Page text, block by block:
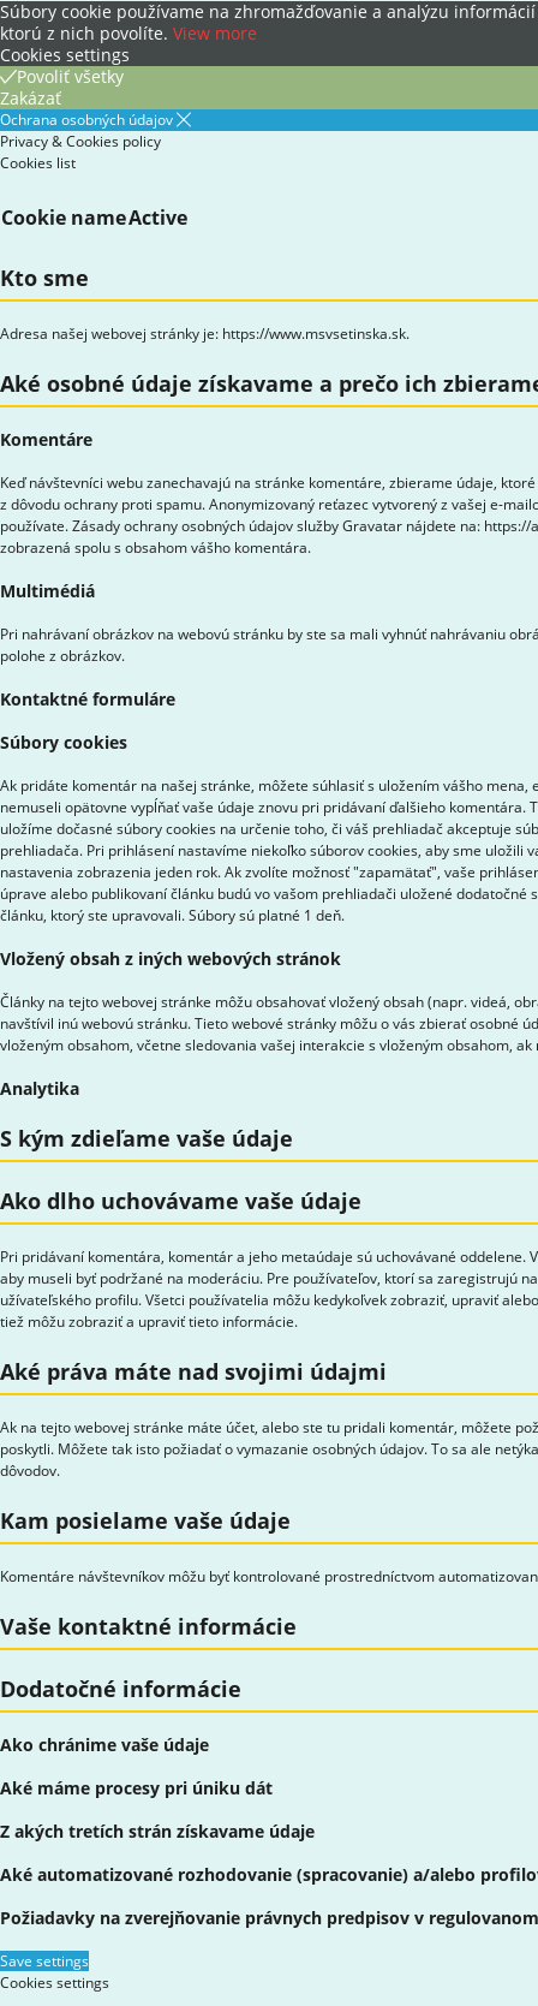
Súbory cookie používame na zhromažďovanie a analýzu
ktorú z nich povolíte. View more
Cookies settings
Povoliť všetky
Zakázať
Ochrana osobných údajov
Privacy & Cookies policy
Cookies list
Cookie nameActive
Kto sme
Adresa našej webovej stránky je: https://www.msvsetinska.sk.
Aké osobné údaje získavame a prečo ich
Komentáre
Keď návštevníci webu zanechavajú na stránke komentáre, zbierame údaje,
z dôvodu ochrany proti spamu. Anonymizovaný reťazec vytvorený z vašej e-
používate. Zásady ochrany osobných údajov služby Gravatar nájdete na:
zobrazená spolu s obsahom vášho komentára.
Multimédiá
Pri nahrávaní obrázkov na webovú stránku by ste sa mali vyhnúť nahrávaniu
polohe z obrázkov.
Kontaktné formuláre
Súbory cookies
Ak pridáte komentár na našej stránke, môžete súhlasiť s uložením vášho
nemuseli opätovne vypĺňať vaše údaje znovu pri pridávaní ďalšieho
uložíme dočasné súbory cookies na určenie toho, či váš prehliadač akceptuje
prehliadača. Pri prihlásení nastavíme niekoľko súborov cookies, aby sme
nastavenia zobrazenia jeden rok. Ak zvolíte možnosť "zapamätať", vaše
úprave alebo publikovaní článku budú vo vašom prehliadači uložené
článku, ktorý ste upravovali. Súbory sú platné 1 deň.
Vložený obsah z iných webových stránok
Články na tejto webovej stránke môžu obsahovať vložený obsah (napr. videá,
navštívil inú webovú stránku. Tieto webové stránky môžu o vás zbierať osobné
vloženým obsahom, včetne sledovania vašej interakcie s vloženým obsahom,
Analytika
S kým zdieľame vaše údaje
Ako dlho uchovávame vaše údaje
Pri pridávaní komentára, komentár a jeho metaúdaje sú uchovávané
aby museli byť podržané na moderáciu. Pre používateľov, ktorí sa zaregistrujú
užívateľského profilu. Všetci používatelia môžu kedykoľvek zobraziť, upraviť
tiež môžu zobraziť a upraviť tieto informácie.
Aké práva máte nad svojimi údajmi
Ak na tejto webovej stránke máte účet, alebo ste tu pridali komentár, môžete
poskytli. Môžete tak isto požiadať o vymazanie osobných údajov. To sa ale
dôvodov.
Kam posielame vaše údaje
Komentáre návštevníkov môžu byť kontrolované prostredníctvom
Vaše kontaktné informácie
Dodatočné informácie
Ako chránime vaše údaje
Aké máme procesy pri úniku dát
Z akých tretích strán získavame údaje
Aké automatizované rozhodovanie (spracovanie) a/alebo
Požiadavky na zverejňovanie právnych predpisov v
Save settings
Cookies settings